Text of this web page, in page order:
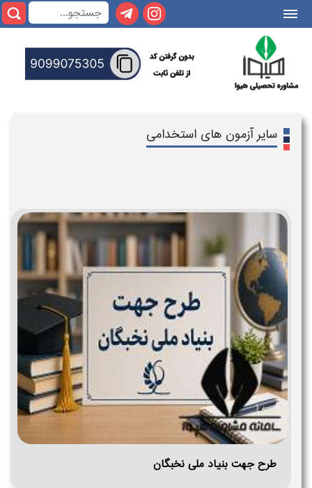
|||
سایر آزمون های استخدامی
طرح جهت بنیاد ملی نخبگان